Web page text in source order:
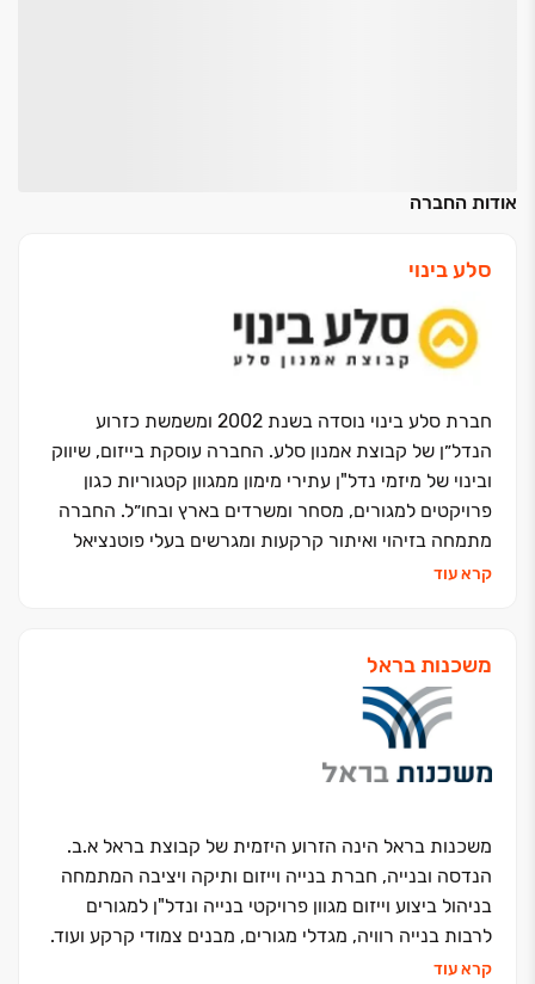
אודות החברה
סלע בינוי
חברת סלע בינוי נוסדה בשנת 2002 ומשמשת כזרוע
הנדל״ן של קבוצת אמנון סלע. החברה עוסקת בייזום, שיווק
ובינוי של מיזמי נדל"ן עתירי מימון ממגוון קטגוריות כגון
פרויקטים למגורים, מסחר ומשרדים בארץ ובחו״ל. החברה
מתמחה בזיהוי ואיתור קרקעות ומגרשים בעלי פוטנציאל
יזמי רב, וביישום שיטות בנייה מתקדמות תוך שמירה על
איתן ואיתנות פיננסית. זאת, בנוסף לניסיון הרב שצברה
בשני העשורים האחרונים, מתורגמים בפועל לפרויקטים
מרהיבים בהיקפים של מיליארדי שקלים הכוללים אלפי
יחידות דיור ומאות אלפי מ"ר של שטחי מסחר ומשרדים.
כיום, פעילותה הענפה של החברה בתחום המגורים הינו
הרצליה, חיפה, ראשל"צ, אשדוד, נתניה, קריות, נהריה ועוד.
לסלע בינוי מחלקת שירות לקוחות 'Sela+' המעמידה
לרשות לקוחותיה צוות ליווי צמוד לאורך כל תהליך הרכישה.
סלע פלוס מקפידה על סטנדרטים גבוהים של עמידה
קרא עוד
משכנות בראל
משכנות בראל הינה הזרוע היזמית של קבוצת בראל א.ב.
הנדסה ובנייה, חברת בנייה וייזום ותיקה ויציבה המתמחה
בניהול ביצוע וייזום מגוון פרויקטי בנייה ונדל"ן למגורים
לרבות בנייה רוויה, מגדלי מגורים, מבנים צמודי קרקע ועוד.
החברה מנהלת ומבצעת את הפרויקטים שלה באופן מקצועי
קרא עוד